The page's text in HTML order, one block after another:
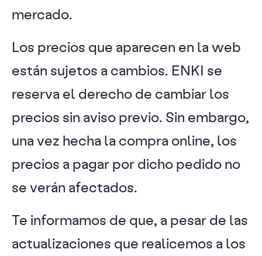
mercado.
Los precios que aparecen en la web
están sujetos a cambios. ENKI se
reserva el derecho de cambiar los
precios sin aviso previo. Sin embargo,
una vez hecha la compra online, los
precios a pagar por dicho pedido no
se verán afectados.
Te informamos de que, a pesar de las
actualizaciones que realicemos a los